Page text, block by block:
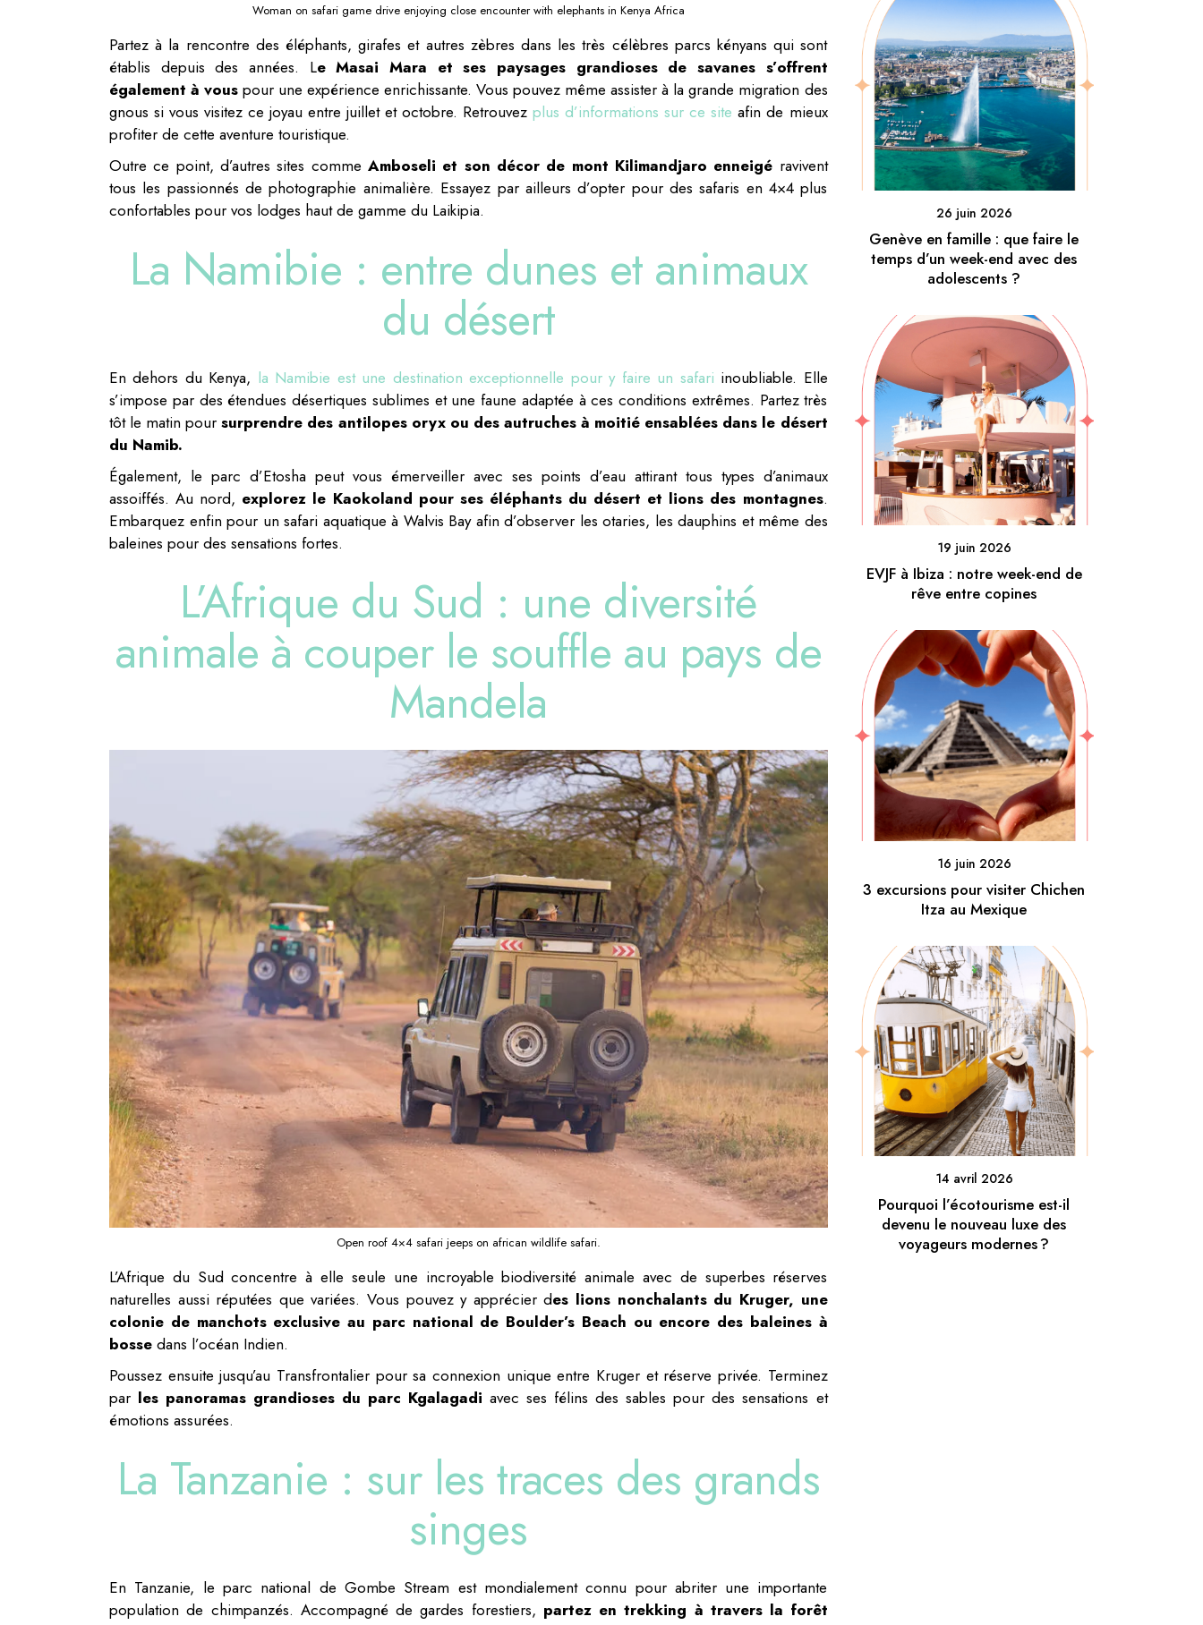
Woman on safari game drive enjoying close encounter with elephants in Kenya Africa
Partez à la rencontre des éléphants, girafes et autres zèbres dans les très célèbres parcs kényans qui sont
établis depuis des années. Le Masai Mara et ses paysages grandioses de savanes s’offrent
également à vous pour une expérience enrichissante. Vous pouvez même assister à la grande migration des
gnous si vous visitez ce joyau entre juillet et octobre. Retrouvezplus d’informations sur ce site afin de mieux
profiter de cette aventure touristique.
Outre ce point, d’autres sites comme Amboseli et son décor de mont Kilimandjaro enneigé ravivent
tous les passionnés de photographie animalière. Essayez par ailleurs d’opter pour des safaris en 4×4 plus
confortables pour vos lodges haut de gamme du Laikipia.
La Namibie : entre dunes et animaux
du désert
En dehors du Kenya, la Namibie est une destination exceptionnelle pour y faire un safari inoubliable. Elle
s’impose par des étendues désertiques sublimes et une faune adaptée à ces conditions extrêmes. Partez très
tôt le matin poursurprendre des antilopes oryx ou des autruches à moitié ensablées dans le désert
du Namib.
Également, le parc d’Etosha peut vous émerveiller avec ses points d’eau attirant tous types d’animaux
assoiffés. Au nord, explorez le Kaokoland pour ses éléphants du désert et lions des montagnes.
Embarquez enfin pour un safari aquatique à Walvis Bay afin d’observer les otaries, les dauphins et même des
baleines pour des sensations fortes.
L’Afrique du Sud : une diversité
animale à couper le souffle au pays de
Mandela
Open roof 4×4 safari jeeps on african wildlife safari.
L’Afrique du Sud concentre à elle seule une incroyable biodiversité animale avec de superbes réserves
naturelles aussi réputées que variées. Vous pouvez y apprécier des lions nonchalants du Kruger, une
colonie de manchots exclusive au parc national de Boulder’s Beach ou encore des baleines à
bosse dans l’océan Indien.
Poussez ensuite jusqu’au Transfrontalier pour sa connexion unique entre Kruger et réserve privée. Terminez
par les panoramas grandioses du parc Kgalagadi avec ses félins des sables pour des sensations et
émotions assurées.
La Tanzanie : sur les traces des grands
singes
En Tanzanie, le parc national de Gombe Stream est mondialement connu pour abriter une importante
population de chimpanzés. Accompagné de gardes forestiers, partez en trekking à travers la forêt
26 juin 2026
Genève en famille : que faire le
temps d’un week-end avec des
adolescents ?
19 juin 2026
EVJF à Ibiza : notre week-end de
rêve entre copines
16 juin 2026
3 excursions pour visiter Chichen
Itza au Mexique
14 avril 2026
Pourquoi l’écotourisme est-il
devenu le nouveau luxe des
voyageurs modernes ?